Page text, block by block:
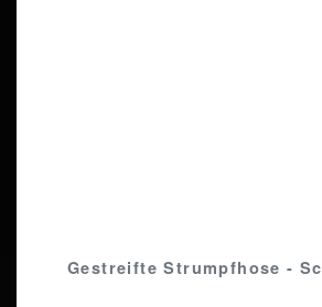
Gestreifte Strumpfhose -